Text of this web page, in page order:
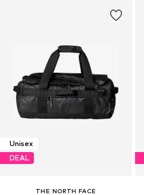
Unisex
DEAL
THE NORTH FACE